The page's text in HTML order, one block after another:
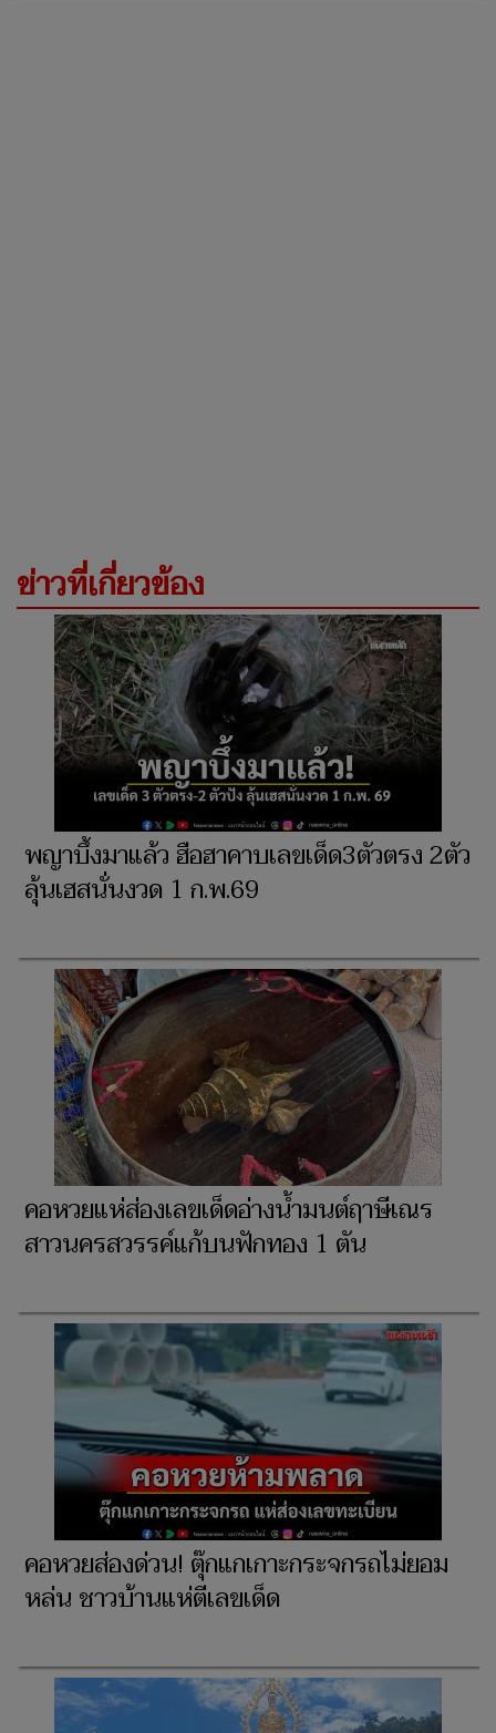
ข่าวที่เกี่ยวข้อง
พญาบึ้งมาแล้ว ฮือฮาคาบเลขเด็ด3ตัวตรง 2ตัว
ลุ้นเฮสนั่นงวด 1 ก.พ.69
คอหวยแห่ส่องเลขเด็ดอ่างน้ำมนต์ฤาษีเณร
สาวนครสวรรค์แก้บนฟักทอง 1 ตัน
คอหวยส่องด่วน! ตุ๊กแกเกาะกระจกรถไม่ยอม
หล่น ชาวบ้านแห่ตีเลขเด็ด